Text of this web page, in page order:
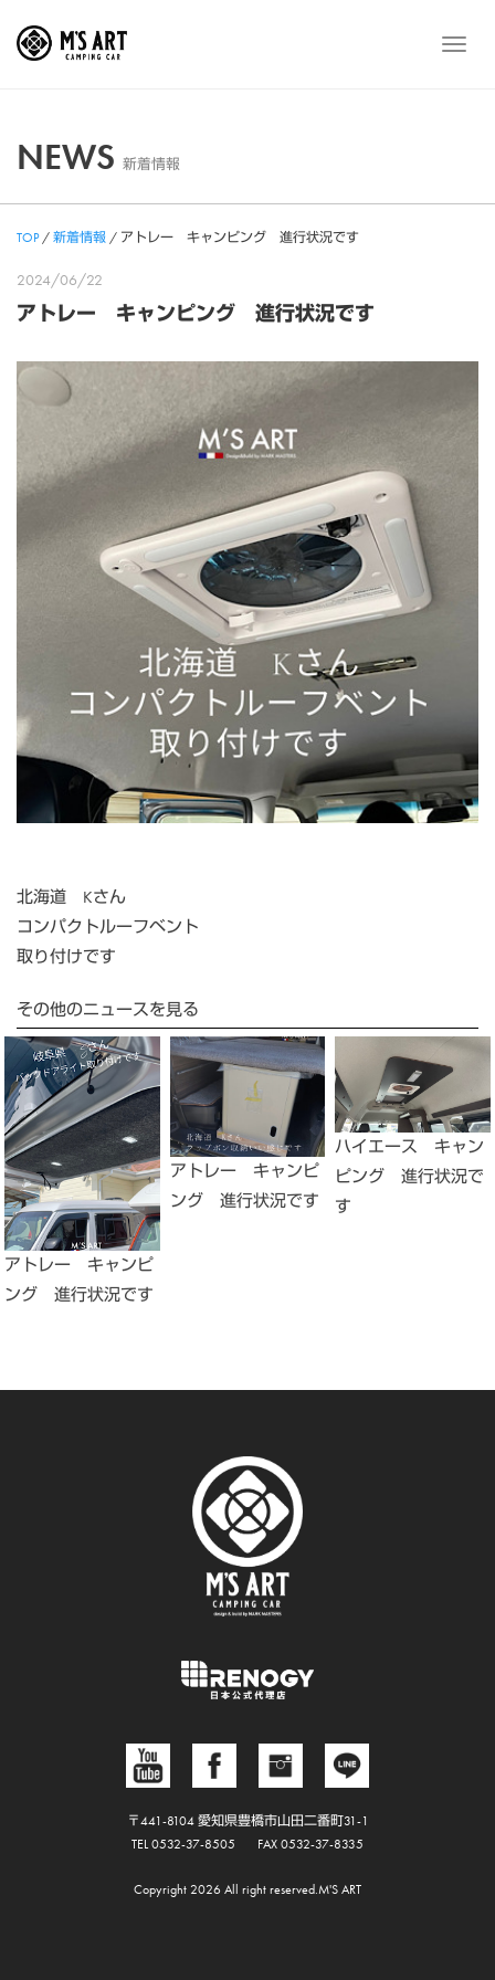
メ
NEWS 新着情報
TOP/新着情報 / アトレー キャンピング 進行状況です
2024/06/22
アトレー キャンピング 進行状況です
北海道 Kさん
コンパクトルーフベント
取り付けです
その他のニュースを見る
アトレー キャンピ
ング 進行状況です
アトレー キャンピ
ング 進行状況です
ハイエース キャン
ピング 進行状況で
す
〒441-8104 愛知県豊橋市山田二番町31-1
TEL 0532-37-8505
FAX 0532-37-8335
Copyright 2026 All right reserved.M'S ART